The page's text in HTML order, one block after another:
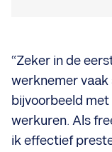
“Zeker in de
werknemer
bijvoorbeeld
werkuren. Als
ik effectief